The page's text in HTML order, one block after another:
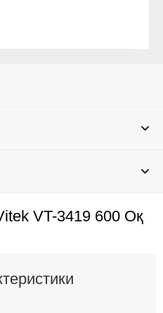
VT-3419 600 Оқ